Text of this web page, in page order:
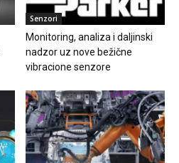
Senzori
Monitoring, analiza i daljinski
nadzor uz nove bežične
vibracione senzore